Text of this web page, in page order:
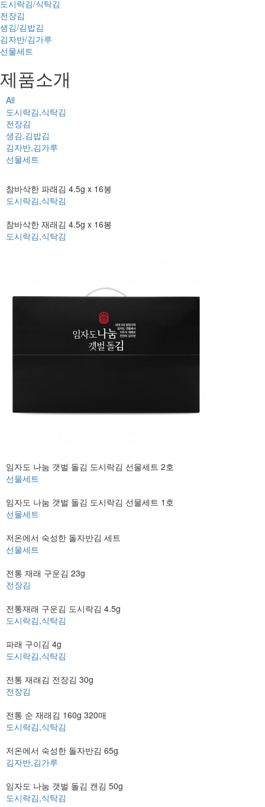
도시락김/식탁김
전장김
생김/김밥김
김자반/김가루
선물세트
제품소개
All
도시락김,식탁김
전장김
생김,김밥김
김자반,김가루
선물세트
참바삭한 파래김 4.5g x 16봉
도시락김,식탁김
참바삭한 재래김 4.5g x 16봉
도시락김,식탁김
임자도 나눔 갯벌 돌김 도시락김 선물세트 2호
선물세트
임자도 나눔 갯벌 돌김 도시락김 선물세트 1호
선물세트
저온에서 숙성한 돌자반김 세트
선물세트
전통 재래 구운김 23g
전장김
전통재래 구운김 도시락김 4.5g
도시락김,식탁김
파래 구이김 4g
도시락김,식탁김
전통 재래김 전장김 30g
전장김
전통 순 재래김 160g 320매
도시락김,식탁김
저온에서 숙성한 돌자반김 65g
김자반,김가루
임자도 나눔 갯벌 돌김 캔김 50g
도시락김,식탁김